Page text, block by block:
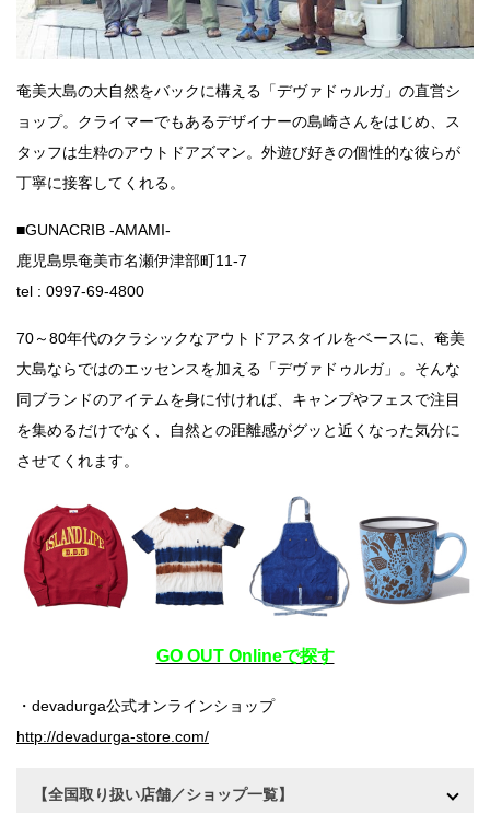
奄美大島の大自然をバックに構える「デヴァドゥルガ」の直営シ
ョップ。クライマーでもあるデザイナーの島崎さんをはじめ、ス
タッフは生粋のアウトドアズマン。外遊び好きの個性的な彼らが
丁寧に接客してくれる。
■GUNACRIB -AMAMI-
鹿児島県奄美市名瀬伊津部町11-7
tel : 0997-69-4800
70～80年代のクラシックなアウトドアスタイルをベースに、奄美
大島ならではのエッセンスを加える「デヴァドゥルガ」。そんな
同ブランドのアイテムを身に付ければ、キャンプやフェスで注目
を集めるだけでなく、自然との距離感がグッと近くなった気分に
させてくれます。
GO OUT Onlineで探す
・devadurga公式オンラインショップ
http://devadurga-store.com/
【全国取り扱い店舗／ショップ一覧】